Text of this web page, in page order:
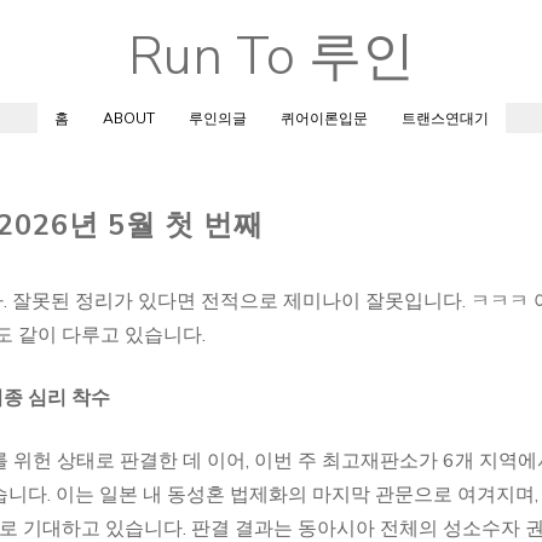
Skip
to
content
Run To 루인
홈 ABOUT 루인의글 퀴어이론입문 트랜스연대기
년 5월 첫 번째
못된 정리가 있다면 전적으로 제미나이 잘못입니다. ㅋㅋㅋ
같이 다루고 있습니다.
심리 착수
헌 상태로 판결한 데 이어, 이번 주 최고재판소가 6개 지역에
다. 이는 일본 내 동성혼 법제화의 마지막 관문으로 여겨지며
기대하고 있습니다. 판결 결과는 동아시아 전체의 성소수자